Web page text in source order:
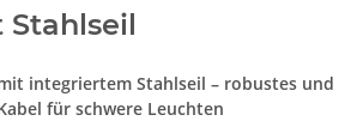
integriertem Stahlseil – robustes und
für schwere Leuchten